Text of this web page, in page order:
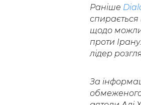
Раніше
спирається
щодо
проти
лідер
За